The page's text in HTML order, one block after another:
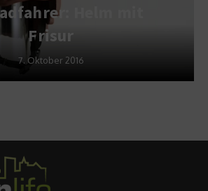
Helm mit
Frisur
7. Oktober 2016